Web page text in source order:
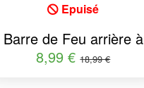
Epuisé
Barre de Feu arrière à
LEDS souple 3 fonctions
8,99 €18,99 €